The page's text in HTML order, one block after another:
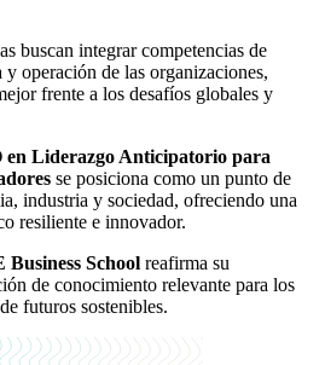
buscan integrar competencias de
operación de las organizaciones,
frente a los desafíos globales y
en Liderazgo Anticipatorio para
se posiciona como un punto de
industria y sociedad, ofreciendo una
resiliente e innovador.
Business School reafirma su
de conocimiento relevante para los
futuros sostenibles.